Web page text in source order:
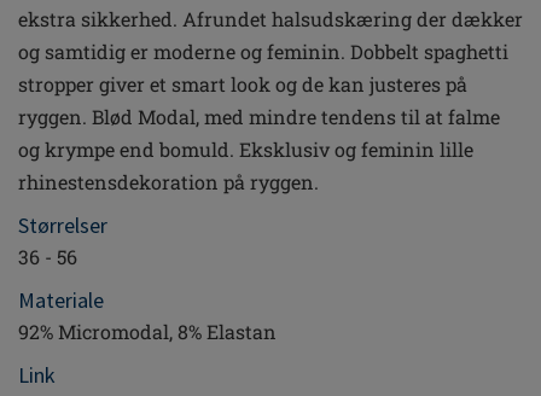
ekstra sikkerhed. Afrundet halsudskæring der dækker
og samtidig er moderne og feminin. Dobbelt spaghetti
stropper giver et smart look og de kan justeres på
ryggen. Blød Modal, med mindre tendens til at falme
og krympe end bomuld. Eksklusiv og feminin lille
rhinestensdekoration på ryggen.
Størrelser
36 - 56
Materiale
92% Micromodal, 8% Elastan
Link